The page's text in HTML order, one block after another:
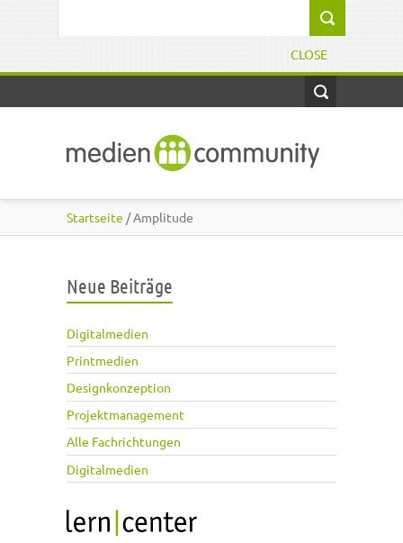
CLOSE
Startseite / Amplitude
Neue Beiträge
Digitalmedien
Printmedien
Designkonzeption
Projektmanagement
Alle Fachrichtungen
Digitalmedien